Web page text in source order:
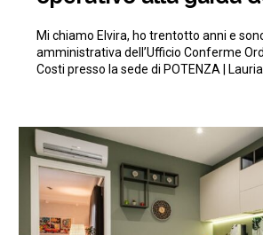
Mi chiamo Elvira, ho trentotto anni e
amministrativa dell’Ufficio Conferme
Costi presso la sede di POTENZA |